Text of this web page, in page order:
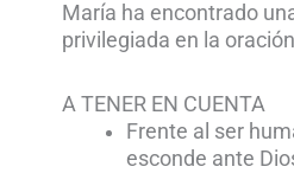
María ha encontrado
privilegiada en la
A TENER EN CUENTA
Frente al ser
esconde ante